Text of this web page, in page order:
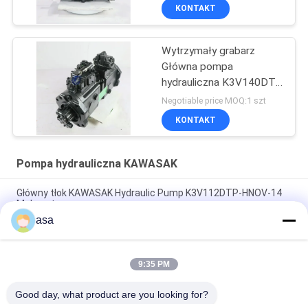
KONTAKT
Wytrzymały grabarz
Główna pompa
hydrauliczna K3V140DT-
9TCM Fit Sany 285
Negotiable price MOQ:1 szt
KONTAKT
Pompa hydrauliczna KAWASAK
Główny tłok KAWASAK Hydraulic Pump K3V112DTP-HNOV-14
Małe usta
Elektryczna DH300-5 Doosan Hydraulic Pump, K3V140DT-
9TCM KAWASAK Hydraulic Products
Praktyczne główne KAWASAK Piston Pumps, K3V112DT-9N12
asa
9:35 PM
Good day, what product are you looking for?